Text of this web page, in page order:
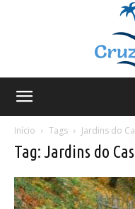
Início
Tags Jardins do
Tag: Jardins do